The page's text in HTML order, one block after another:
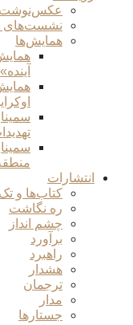
عکس‌نوشت
نشست‌های
همایش‌ها
آینده»
انتشارات
کتاب‌ها و
ره نگاشت
چشم انداز
برآورد
راهبرد
هشدار
ترجمان
مدار
جستارها